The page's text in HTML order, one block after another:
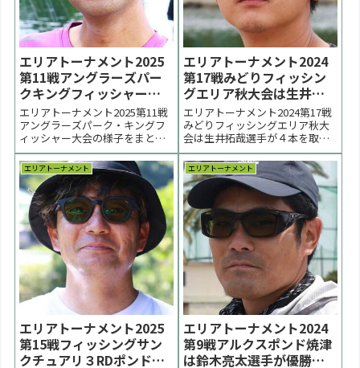
エリアトーナメント2025
第11戦アングラーズパー
クキングフィッシャーは
上野翔太選手が優勝【大
会結果】
エリアトーナメント2025第11戦
アングラーズパーク・キングフ
ィッシャー大会の様子をまとめ
ています。決勝戦は初夏らしい
上か下かの両極端の釣りとなり
ました。優勝は表層とボトムの
双壁を攻略した上野翔太選手、
２位は矢上匠選手、３位は荒木
智敬選手でした。 < 前の大会
2025一覧 次の...
エリアトーナメント2024
第17戦みどりフィッシン
グエリア秋大会は生井拓
哉選手が優勝【大会結
果】
エリアトーナメント2024第17戦
みどりフィッシングエリア秋大
会は生井拓哉選手が４本を取っ
て初優勝。２位は１本差で長澤
峻央選手、近藤英大選手でし
た。 < 前の大会 2024一覧 次の大
会 >更新は火曜以後になりま
す。予めご了承ください。表彰
台 優勝：生井拓哉選手 表彰台 ラ
ーメン...
エリアトーナメント
エリアトーナメント2025
第15戦フィッシングサン
クチュアリ３RDポンド大
エリアトーナメント
エリアトーナメント2024
第9戦アルクスポンド焼津
は鈴木亮太選手が優勝